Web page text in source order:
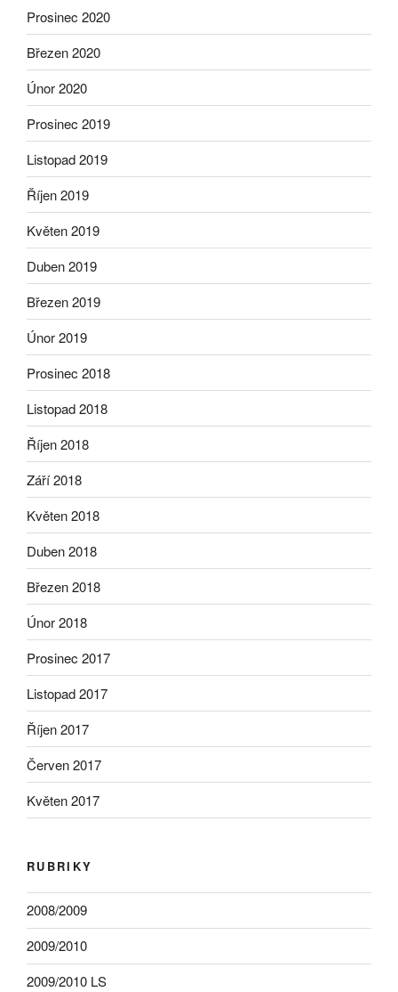
Prosinec 2020
Březen 2020
Únor 2020
Prosinec 2019
Listopad 2019
Říjen 2019
Květen 2019
Duben 2019
Březen 2019
Únor 2019
Prosinec 2018
Listopad 2018
Říjen 2018
Září 2018
Květen 2018
Duben 2018
Březen 2018
Únor 2018
Prosinec 2017
Listopad 2017
Říjen 2017
Červen 2017
Květen 2017
RUBRIKY
2008/2009
2009/2010
2009/2010 LS